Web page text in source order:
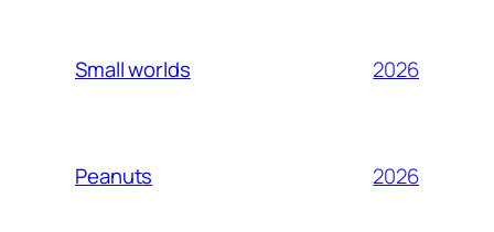
Small worlds 2026
Peanuts 2026